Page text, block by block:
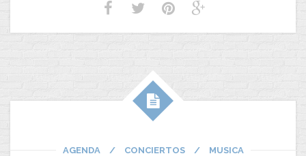
AGENDA / CONCIERTOS / MUSICA